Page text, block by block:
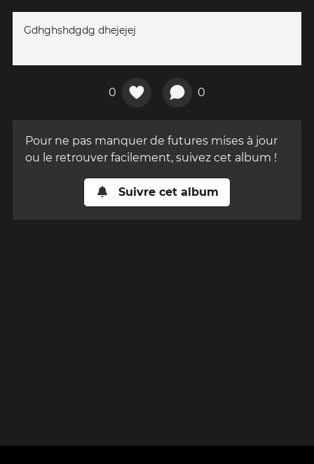
Gdhghshdgdg dhejejej
0 0
Pour ne pas manquer de futures mises à jour
ou le retrouver facilement, suivez cet album !
Suivre cet album